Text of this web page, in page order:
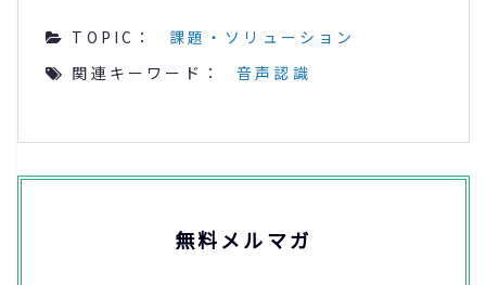
TOPIC：
課題・ソリューション
関連キーワード：
音声認識
無料メルマガ